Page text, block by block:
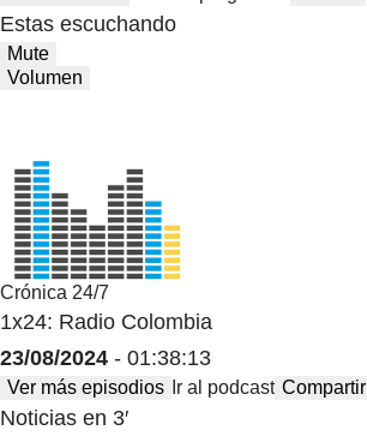
Estas escuchando
Mute
Volumen
Crónica 24/7
1x24: Radio Colombia
23/08/2024 - 01:38:13
Ver más episodios Ir al podcast Compartir
Noticias en 3′